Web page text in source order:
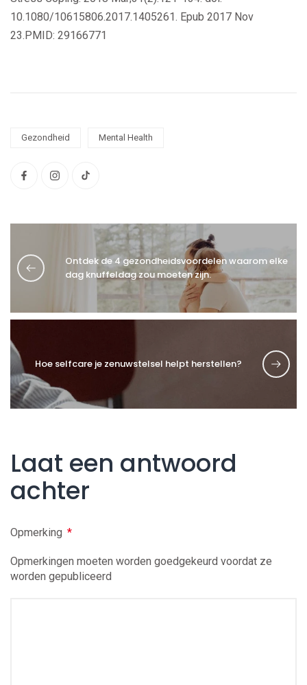
10.1080/10615806.2017.1405261. Epub 2017 Nov
23.PMID: 29166771
Gezondheid Mental Health
Ontdek de 4 gezondheidsvoordelen waarom elke
dag knuffeldag zou moeten zijn.
Hoe selfcare je zenuwstelsel helpt herstellen?
Laat een antwoord
achter
Opmerking *
Opmerkingen moeten worden goedgekeurd voordat ze
worden gepubliceerd